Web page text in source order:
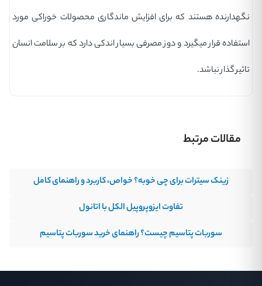
نگهدارنده هستند که برای افزایش ماندگاری محصولات خوراکی مورد
استفاده قرار میگیرد و دوز مصرفی بسیار اندکی دارد که بر سلامت انسان
تاثیر گذار نباشد.
مقالات مرتبط
زینک سیترات برای چی خوبه؟ خواص، کاربرد و راهنمای کامل
تفاوت ایزوپروپیل الکل با اتانول
سوربات پتاسیم چیست؟ راهنمای خرید سوربات پتاسیم